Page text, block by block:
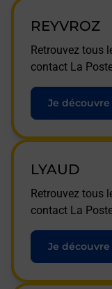
REYVROZ
Retrouvez tous
contact La
Je découvre
LYAUD
Retrouvez tous
contact La
Je découvre